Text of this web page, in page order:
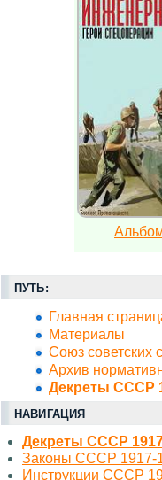
ПУТЬ:
Главная
Материалы
Союз советских
Архив
Декреты СССР
НАВИГАЦИЯ
Декреты СССР
Законы СССР 1917-
Инструкции СССР